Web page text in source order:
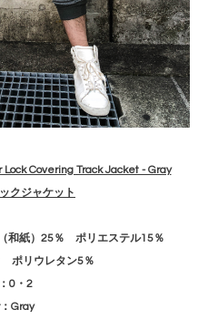
Covering Track Jacket - Gray
クジャケット
和紙）25％ ポリエステル15％
ポリウレタン5％
0・2
Gray